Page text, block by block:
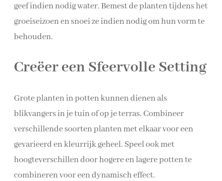
geef indien nodig water. Bemest de planten tijdens het
groeiseizoen en snoei ze indien nodig om hun vorm te
behouden.
Creëer een Sfeervolle Setting
Grote planten in potten kunnen dienen als
blikvangers in je tuin of op je terras. Combineer
verschillende soorten planten met elkaar voor een
gevarieerd en kleurrijk geheel. Speel ook met
hoogteverschillen door hogere en lagere potten te
combineren voor een dynamisch effect.